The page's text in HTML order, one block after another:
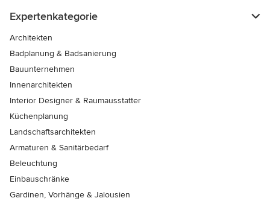
Expertenkategorie
Architekten
Badplanung & Badsanierung
Bauunternehmen
Innenarchitekten
Interior Designer & Raumausstatter
Küchenplanung
Landschaftsarchitekten
Armaturen & Sanitärbedarf
Beleuchtung
Einbauschränke
Gardinen, Vorhänge & Jalousien